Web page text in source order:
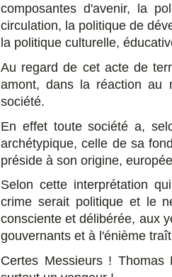
composantes d'avenir, la
circulation, la politique de
la politique culturelle,
Au regard de cet acte de
amont, dans la réaction au
société.
En effet toute société a,
archétypique, celle de sa
préside à son origine,
Selon cette interprétation
crime serait politique et le
consciente et délibérée, aux
gouvernants et à l'énième
Certes Messieurs !